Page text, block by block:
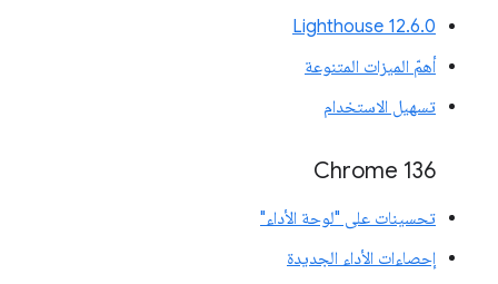
‫Lighthouse 12.6.0
أهمّ الميزات المتنوعة
تسهيل الاستخدام
Chrome 136
تحسينات على "لوحة الأداء"
إحصاءات الأداء الجديدة